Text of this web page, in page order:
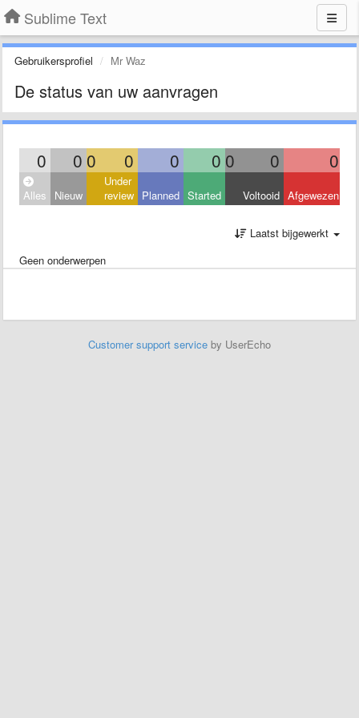
Sublime Text
Gebruikersprofiel Mr Waz
De status van uw aanvragen
0 0 0 0 0 0 0 0 0
Alles Nieuw
Under
review Planned Started Voltooid Afgewezen
Laatst bijgewerkt
Geen onderwerpen
Customer support service by UserEcho